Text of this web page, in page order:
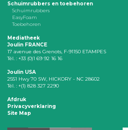
Schuimrubbers en toebehoren
Schuimrubbers
EasyFoam
Toebehoren
Mediatheek
Joulin FRANCE
17 avenue des Grenots, F-91150 ETAMPES
Tél. : +33 (0)1 69 92 16 16
Joulin USA
2551 Hwy 70 SW, HICKORY - NC 28602
Tél. : +(1) 828 327 2290
Afdruk
Privacyverklaring
Site Map